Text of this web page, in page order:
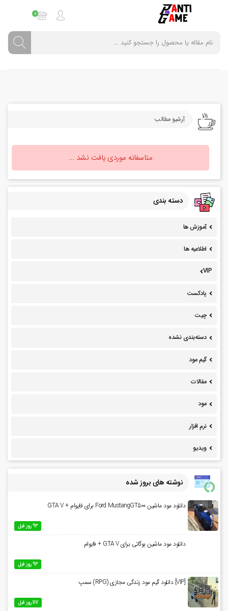
0
آرشیو مطالب
متاسفانه موردی یافت نشد ...
دسته بندی
آموزش ها
اطلاعیه ها
VIP
پادکست
چیت
دسته‌بندی نشده
گیم مود
مقالات
مود
نرم افزار
ویدیو
نوشته های بروز شده
دانلود مود ماشین Ford MustangGT500 برای فایوام + GTA V
93 روز قبل
دانلود مود ماشین بوگاتی برای GTA V + فایوام
93 روز قبل
[VIP] دانلود گیم مود زندگی مجازی (RPG) سمپ
117 روز قبل